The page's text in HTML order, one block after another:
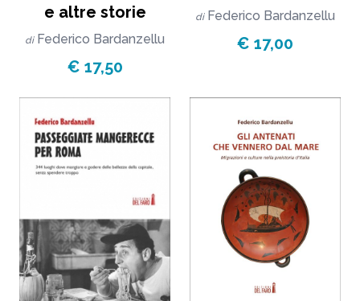
e altre storie
di Federico Bardanzellu
€ 17,50
di Federico Bardanzellu
€ 17,00